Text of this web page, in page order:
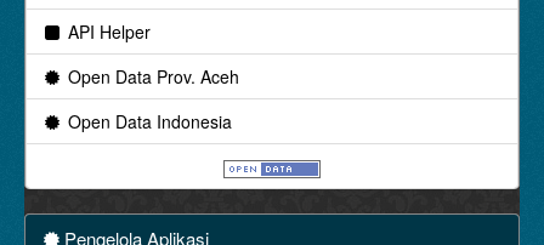
API Helper
Open Data Prov. Aceh
Open Data Indonesia
Pengelola Aplikasi